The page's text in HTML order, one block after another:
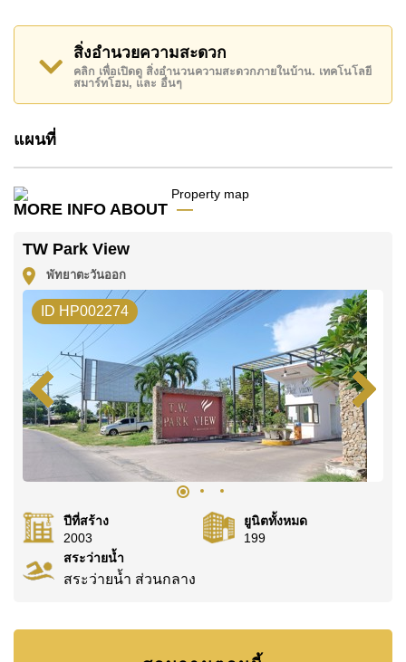
อสังหาริมทรัพย์นี้เปิดให้เช่าระยะยาวในราคา ฿ 35,000
บาทต่อเดือน
โปรดทราบว่าราคาค่าเช่าที่ Cornerstone Real Estate
โฆษณาเป็นราคาสำหรับสัญญาเช่า 1 ปี และต้องวางเงิน
มัดจำ 2 เดือน
คุณ!
หรือ อีเมล info@cornerstone.co.th
WhatsApp ของสำนักงาน:+66807945904และ LINE:
@cornerstonepattaya
สิ่งอำนวยความสะดวก
คลิก เพื่อเปิดดู สิ่งอำนวนความสะดวกภายในบ้าน. เทคโนโลยี
สมาร์ทโฮม, และ อื่นๆ
แผนที่
MORE INFO ABOUT
TW Park View
พัทยาตะวันออก
ID HP002274
ปีที่สร้าง
2003
ยูนิตทั้งหมด
199
สระว่ายน้ำ
สระว่ายน้ำ ส่วนกลาง